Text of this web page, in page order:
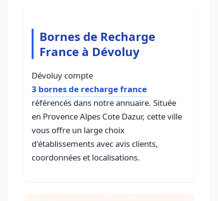
Bornes de Recharge
France à Dévoluy
Dévoluy compte
3 bornes de recharge france
référencés dans notre annuaire. Située
en Provence Alpes Cote Dazur, cette ville
vous offre un large choix
d'établissements avec avis clients,
coordonnées et localisations.